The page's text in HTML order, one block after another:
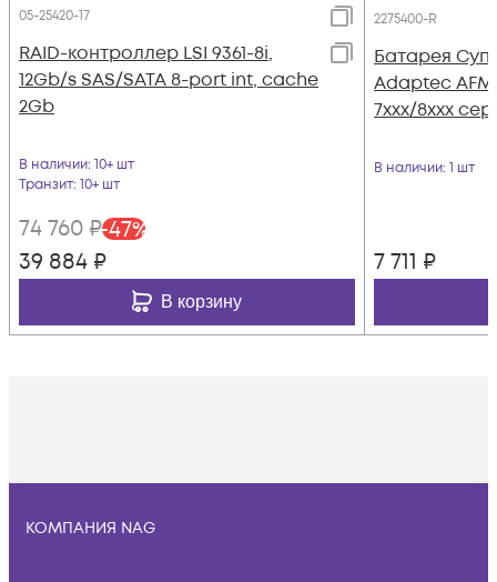
05-25420-17
RAID-контроллер LSI 9361-8i,
12Gb/s SAS/SATA 8-port int, cache
2Gb
В наличии: 10+ шт
Транзит: 10+ шт
74 760 ₽-47%
39 884 ₽
В корзину
2275400-R
Батарея
Adaptec
7xxx/8xxx
В наличии: 1 шт
7 711 ₽
КОМПАНИЯ NAG